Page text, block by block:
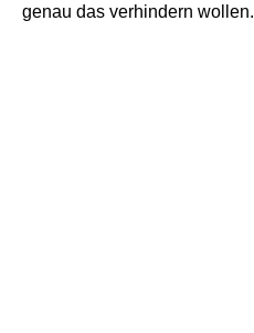
genau das verhindern wollen.